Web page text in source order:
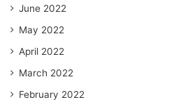
June 2022
May 2022
April 2022
March 2022
February 2022